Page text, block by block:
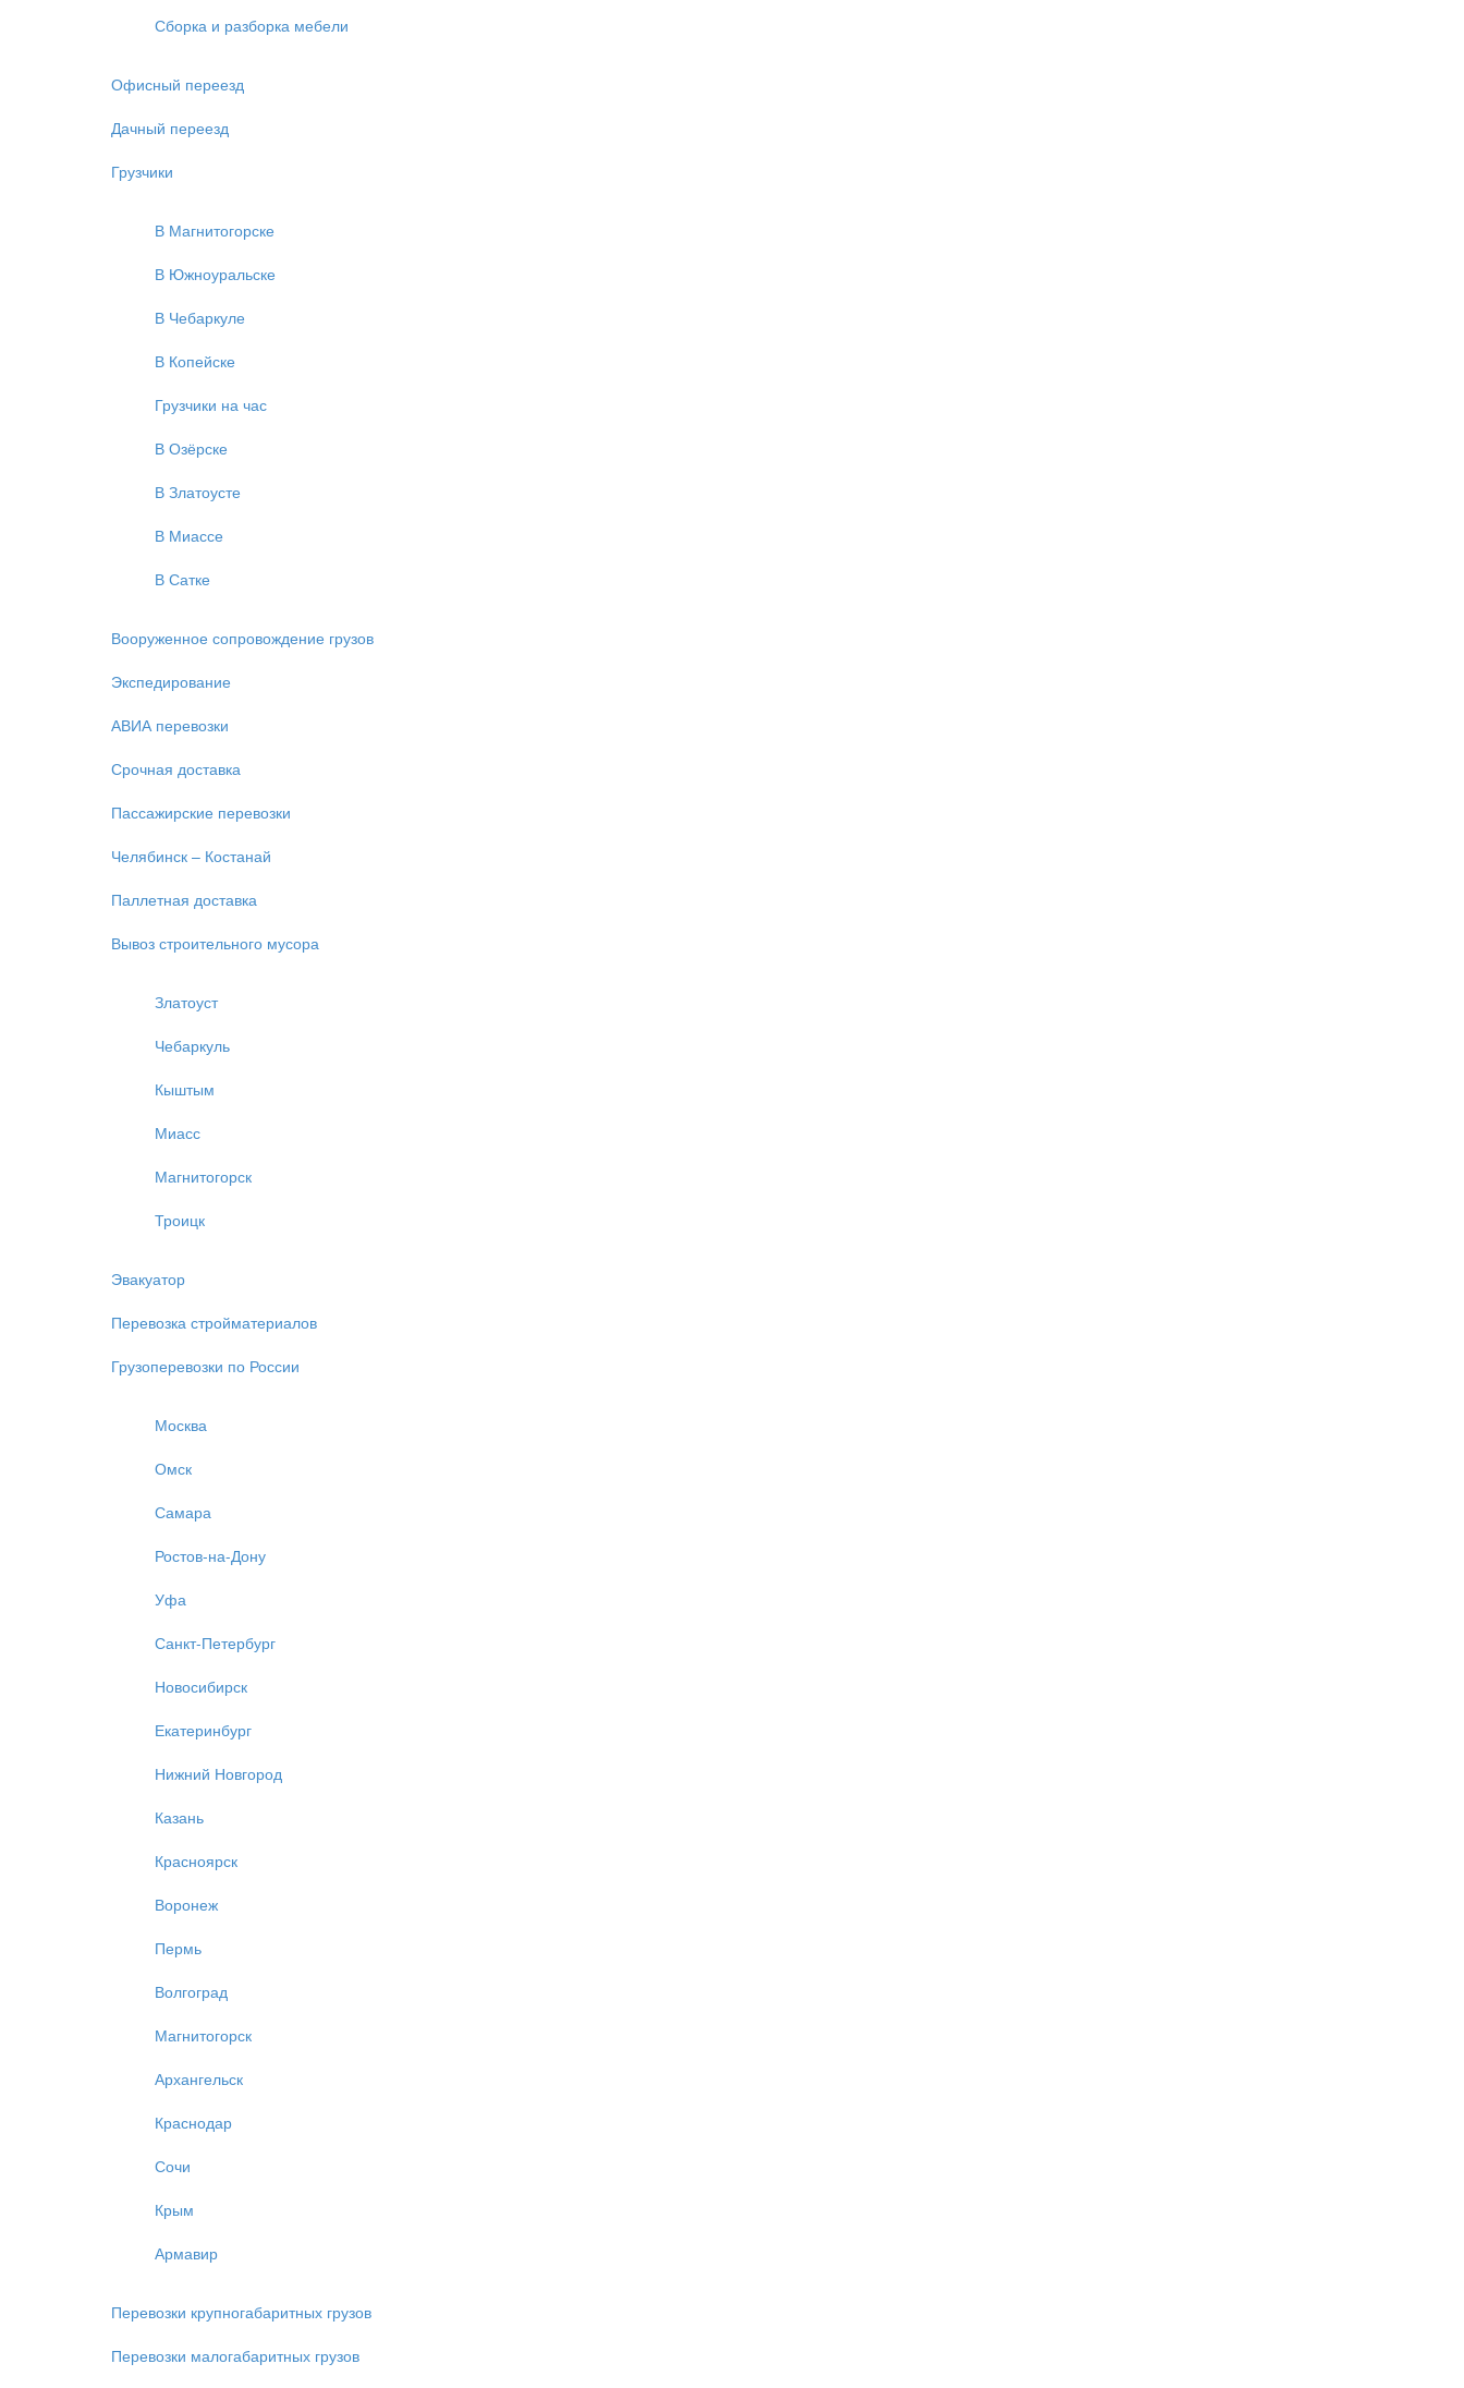
Сборка и разборка мебели
Офисный переезд
Дачный переезд
Грузчики
В Магнитогорске
В Южноуральске
В Чебаркуле
В Копейске
Грузчики на час
В Озёрске
В Златоусте
В Миассе
В Сатке
Вооруженное сопровождение грузов
Экспедирование
АВИА перевозки
Срочная доставка
Пассажирские перевозки
Челябинск – Костанай
Паллетная доставка
Вывоз строительного мусора
Златоуст
Чебаркуль
Кыштым
Миасс
Магнитогорск
Троицк
Эвакуатор
Перевозка стройматериалов
Грузоперевозки по России
Москва
Омск
Самара
Ростов-на-Дону
Уфа
Санкт-Петербург
Новосибирск
Екатеринбург
Нижний Новгород
Казань
Красноярск
Воронеж
Пермь
Волгоград
Магнитогорск
Архангельск
Краснодар
Сочи
Крым
Армавир
Перевозки крупногабаритных грузов
Перевозки малогабаритных грузов